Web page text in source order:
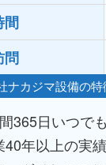
間
問
ナカジマ設備の特
365日いつで
40年以上の実